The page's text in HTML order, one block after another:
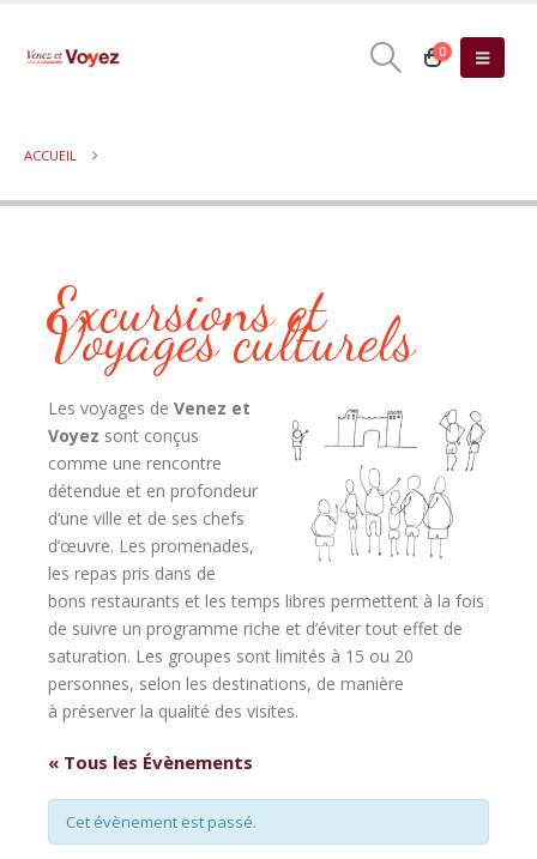
0
ACCUEIL
Excursions et
Voyages culturels
Les voyages de Venez et
Voyez sont conçus
comme une rencontre
détendue et en profondeur
d’une ville et de ses chefs
d’œuvre. Les promenades,
les repas pris dans de
bons restaurants et les temps libres permettent à la fois
de suivre un programme riche et d’éviter tout effet de
saturation. Les groupes sont limités à 15 ou 20
personnes, selon les destinations, de manière
à préserver la qualité des visites.
« Tous les Évènements
Cet évènement est passé.